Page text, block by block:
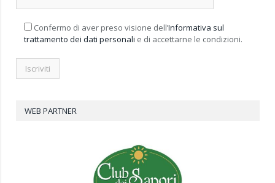
Confermo di aver preso visione dell’Informativa sul
trattamento dei dati personali e di accettarne le condizioni.
WEB PARTNER